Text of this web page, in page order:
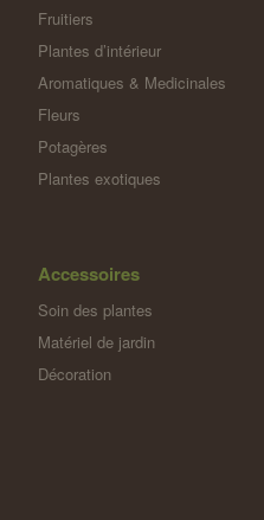
Fruitiers
Plantes d’intérieur
Aromatiques & Medicinales
Fleurs
Potagères
Plantes exotiques
Accessoires
Soin des plantes
Matériel de jardin
Décoration